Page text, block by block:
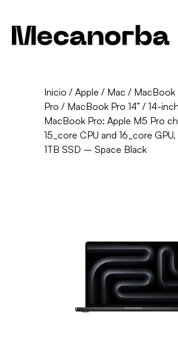
Inicio /Apple / Mac / MacBook
Pro / MacBook Pro 14” / 14-inch
MacBook Pro: Apple M5 Pro
15_core CPU and 16_core
1TB SSD – Space Black